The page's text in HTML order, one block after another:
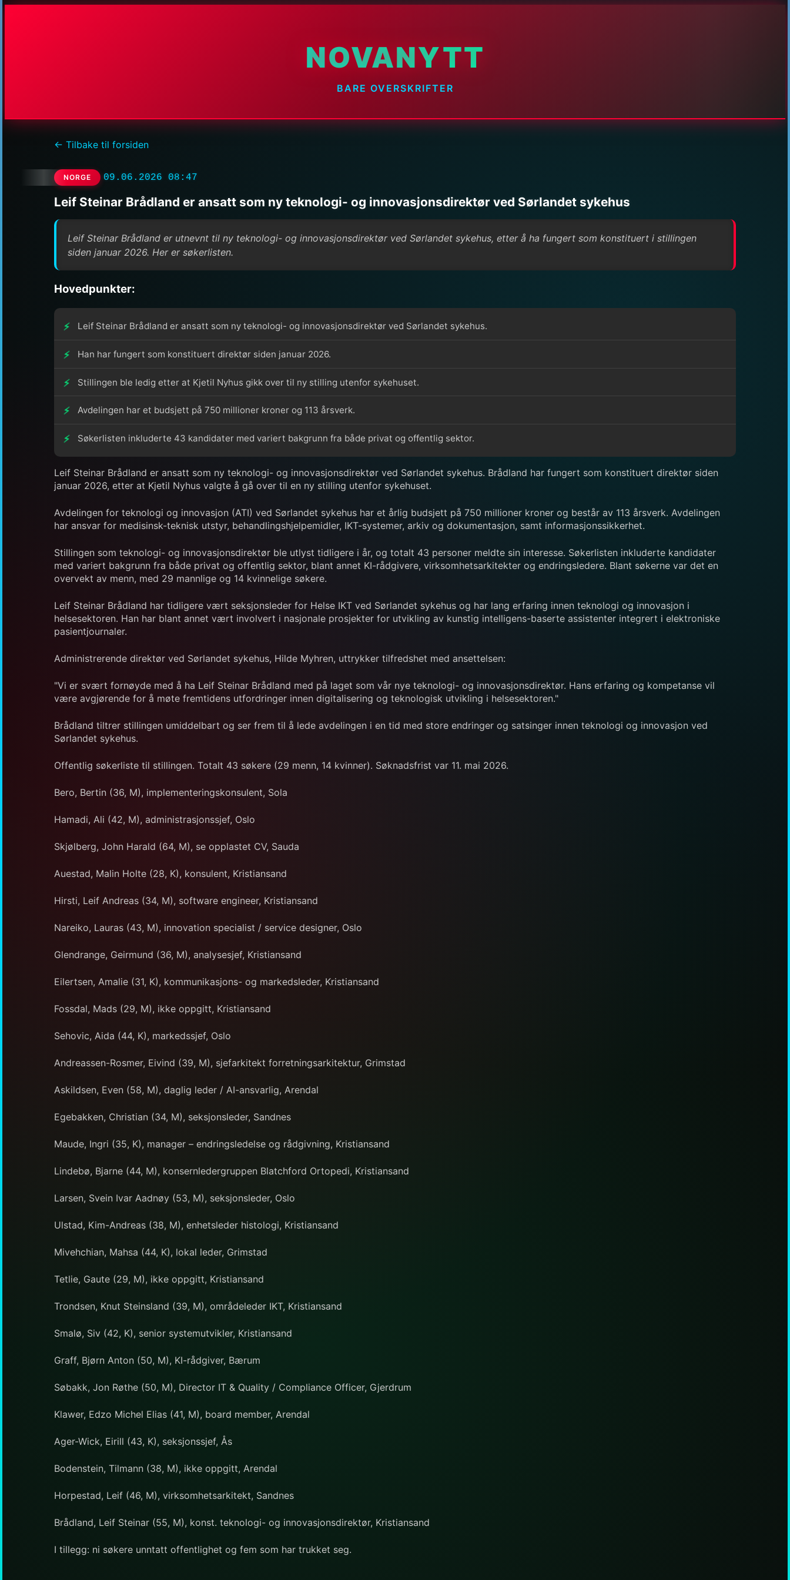
NOVANYTT
BARE OVERSKRIFTER
← Tilbake til forsiden
NORGE 09.06.2026 08:47
Leif Steinar Brådland er ansatt som ny teknologi- og innovasjonsdirektør ved Sørlandet sykehus
Leif Steinar Brådland er utnevnt til ny teknologi- og innovasjonsdirektør ved Sørlandet sykehus, etter å ha fungert som konstituert i stillingen
siden januar 2026. Her er søkerlisten.
Hovedpunkter:
Leif Steinar Brådland er ansatt som ny teknologi- og innovasjonsdirektør ved Sørlandet sykehus.
Han har fungert som konstituert direktør siden januar 2026.
Stillingen ble ledig etter at Kjetil Nyhus gikk over til ny stilling utenfor sykehuset.
Avdelingen har et budsjett på 750 millioner kroner og 113 årsverk.
Søkerlisten inkluderte 43 kandidater med variert bakgrunn fra både privat og offentlig sektor.
Leif Steinar Brådland er ansatt som ny teknologi- og innovasjonsdirektør ved Sørlandet sykehus. Brådland har fungert som konstituert direktør siden
januar 2026, etter at Kjetil Nyhus valgte å gå over til en ny stilling utenfor sykehuset.
Avdelingen for teknologi og innovasjon (ATI) ved Sørlandet sykehus har et årlig budsjett på 750 millioner kroner og består av 113 årsverk. Avdelingen
har ansvar for medisinsk-teknisk utstyr, behandlingshjelpemidler, IKT-systemer, arkiv og dokumentasjon, samt informasjonssikkerhet.
Stillingen som teknologi- og innovasjonsdirektør ble utlyst tidligere i år, og totalt 43 personer meldte sin interesse. Søkerlisten inkluderte kandidater
med variert bakgrunn fra både privat og offentlig sektor, blant annet KI-rådgivere, virksomhetsarkitekter og endringsledere. Blant søkerne var det en
overvekt av menn, med 29 mannlige og 14 kvinnelige søkere.
Leif Steinar Brådland har tidligere vært seksjonsleder for Helse IKT ved Sørlandet sykehus og har lang erfaring innen teknologi og innovasjon i
helsesektoren. Han har blant annet vært involvert i nasjonale prosjekter for utvikling av kunstig intelligens-baserte assistenter integrert i elektroniske
pasientjournaler.
Administrerende direktør ved Sørlandet sykehus, Hilde Myhren, uttrykker tilfredshet med ansettelsen:
"Vi er svært fornøyde med å ha Leif Steinar Brådland med på laget som vår nye teknologi- og innovasjonsdirektør. Hans erfaring og kompetanse vil
være avgjørende for å møte fremtidens utfordringer innen digitalisering og teknologisk utvikling i helsesektoren."
Brådland tiltrer stillingen umiddelbart og ser frem til å lede avdelingen i en tid med store endringer og satsinger innen teknologi og innovasjon ved
Sørlandet sykehus.
Offentlig søkerliste til stillingen. Totalt 43 søkere (29 menn, 14 kvinner). Søknadsfrist var 11. mai 2026.
Bero, Bertin (36, M), implementeringskonsulent, Sola
Hamadi, Ali (42, M), administrasjonssjef, Oslo
Skjølberg, John Harald (64, M), se opplastet CV, Sauda
Auestad, Malin Holte (28, K), konsulent, Kristiansand
Hirsti, Leif Andreas (34, M), software engineer, Kristiansand
Nareiko, Lauras (43, M), innovation specialist / service designer, Oslo
Glendrange, Geirmund (36, M), analysesjef, Kristiansand
Eilertsen, Amalie (31, K), kommunikasjons- og markedsleder, Kristiansand
Fossdal, Mads (29, M), ikke oppgitt, Kristiansand
Sehovic, Aida (44, K), markedssjef, Oslo
Andreassen-Rosmer, Eivind (39, M), sjefarkitekt forretningsarkitektur, Grimstad
Askildsen, Even (58, M), daglig leder / AI-ansvarlig, Arendal
Egebakken, Christian (34, M), seksjonsleder, Sandnes
Maude, Ingri (35, K), manager – endringsledelse og rådgivning, Kristiansand
Lindebø, Bjarne (44, M), konsernledergruppen Blatchford Ortopedi, Kristiansand
Larsen, Svein Ivar Aadnøy (53, M), seksjonsleder, Oslo
Ulstad, Kim-Andreas (38, M), enhetsleder histologi, Kristiansand
Mivehchian, Mahsa (44, K), lokal leder, Grimstad
Tetlie, Gaute (29, M), ikke oppgitt, Kristiansand
Trondsen, Knut Steinsland (39, M), områdeleder IKT, Kristiansand
Smalø, Siv (42, K), senior systemutvikler, Kristiansand
Graff, Bjørn Anton (50, M), KI-rådgiver, Bærum
Søbakk, Jon Røthe (50, M), Director IT & Quality / Compliance Officer, Gjerdrum
Klawer, Edzo Michel Elias (41, M), board member, Arendal
Ager-Wick, Eirill (43, K), seksjonssjef, Ås
Bodenstein, Tilmann (38, M), ikke oppgitt, Arendal
Horpestad, Leif (46, M), virksomhetsarkitekt, Sandnes
Brådland, Leif Steinar (55, M), konst. teknologi- og innovasjonsdirektør, Kristiansand
I tillegg: ni søkere unntatt offentlighet og fem som har trukket seg.